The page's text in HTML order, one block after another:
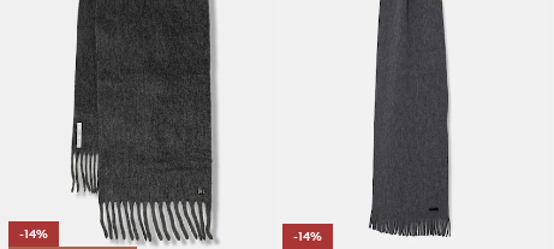
-14%
-14%